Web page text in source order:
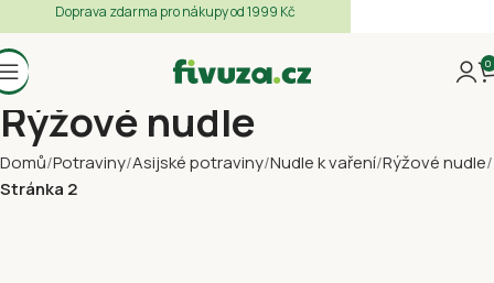
0
Rýžové nudle
Domů Potraviny Asijské potraviny Nudle k vaření Rýžové nudle
Stránka 2
Doprava zdarma pro nákupy od 1999 Kč